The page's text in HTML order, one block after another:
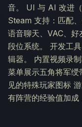
音。 UI 与 AI 改进
Steam 支持：匹配
语音聊天、VAC、
段位系统。 开发工
辑器。 内置视频录
菜单展示五角将军绶
见的特殊玩家图标
有阵营的经验值加成